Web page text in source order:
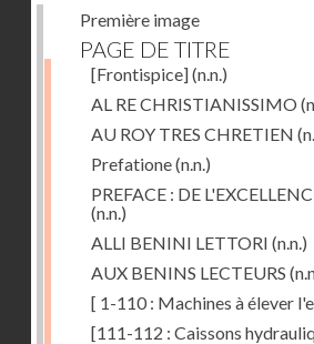
Première image
PAGE DE TITRE
[Frontispice](n.n.)
AL RE CHRISTIANISSIMO
AU ROY TRES CHRETIEN
Prefatione(n.n.)
PREFACE : DE
(n.n.)
ALLI BENINI LETTORI (n.n.)
AUX BENINS LECTEURS
[ 1-110 : Machines à élever
[111-112 : Caissons